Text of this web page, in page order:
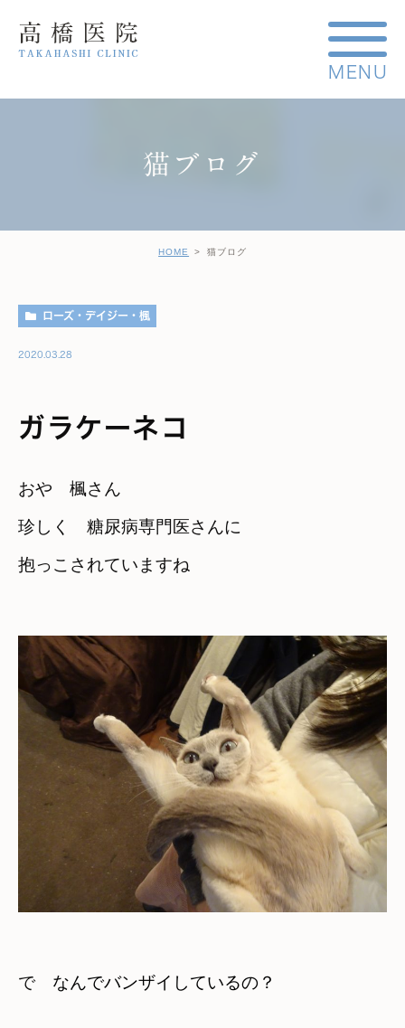
猫ブログ
HOME 猫ブログ
ローズ・デイジー・楓
2020.03.28
ガラケーネコ
おや　楓さん
珍しく　糖尿病専門医さんに
抱っこされていますね
で なんでバンザイしているの？